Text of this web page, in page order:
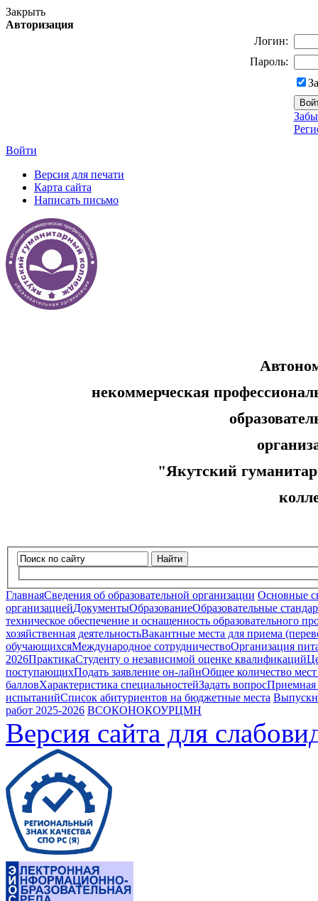
Закрыть
Авторизация
Логин:
Пароль:
Войти
Версия для печати
Карта сайта
Написать письмо
некоммерческая
"Якутский
Найти
ГлавнаяСведения об образовательной организации Основные
организациейДокументыОбразованиеОбразовательные
техническое обеспечение и оснащенность образовательного
хозяйственная деятельностьВакантные места для приема
обучающихсяМеждународное сотрудничествоОрганизация
2026ПрактикаСтуденту о независимой оценке квалификаций
поступающихПодать заявление он-лайнОбщее количество
балловХарактеристика специальностейЗадать вопросПриемная
испытанийСписок абитуриентов на бюджетные места
работ 2025-2026 ВСОКОНОКОУРЦМН
Версия сайта для